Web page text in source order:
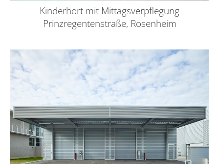
Kinderhort mit Mittagsverpflegung
Prinzregentenstraße, Rosenheim